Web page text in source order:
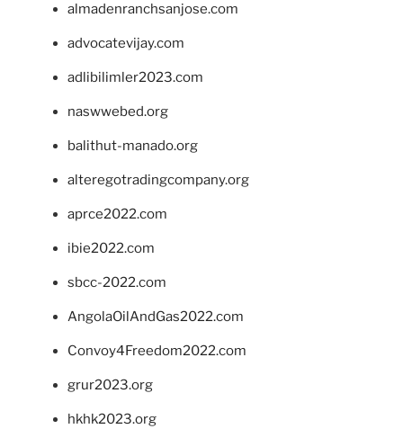
almadenranchsanjose.com
advocatevijay.com
adlibilimler2023.com
naswwebed.org
balithut-manado.org
alteregotradingcompany.org
aprce2022.com
ibie2022.com
sbcc-2022.com
AngolaOilAndGas2022.com
Convoy4Freedom2022.com
grur2023.org
hkhk2023.org